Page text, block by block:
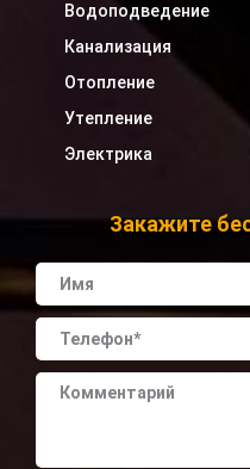
Водоподведение
Канализация
Отопление
Утепление
Электрика
Закажите